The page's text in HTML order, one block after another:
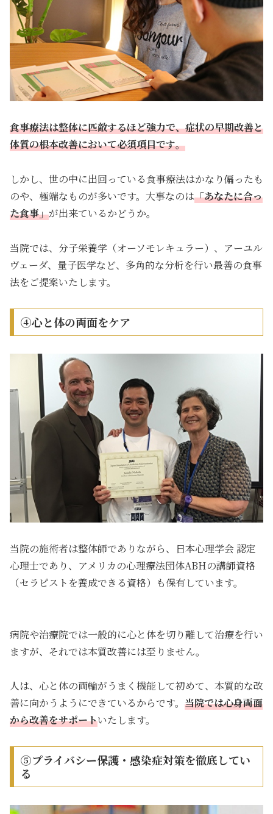
食事療法は整体に匹敵するほど強力で、症状の早期改善と
体質の根本改善において必須項目です。
しかし、世の中に出回っている食事療法はかなり偏ったも
のや、極端なものが多いです。大事なのは「あなたに合っ
た食事」が出来ているかどうか。
当院では、分子栄養学（オーソモレキュラー）、アーユル
ヴェーダ、量子医学など、多角的な分析を行い最善の食事
法をご提案いたします。
④心と体の両面をケア
当院の施術者は整体師でありながら、日本心理学会 認定
心理士であり、アメリカの心理療法団体ABHの講師資格
（セラピストを養成できる資格）も保有しています。
病院や治療院では一般的に心と体を切り離して治療を行い
ますが、それでは本質改善には至りません。
人は、心と体の両輪がうまく機能して初めて、本質的な改
善に向かうようにできているからです。 当院では心身両面
から改善をサポートいたします。
⑤プライバシー保護・感染症対策を徹底してい
る